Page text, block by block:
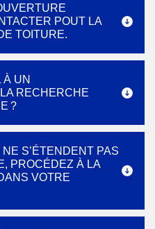
POUT LA
TOITURE.
À UN
RECHERCHE
?
S’ÉTENDENT PAS
PROCÉDEZ À LA
VOTRE